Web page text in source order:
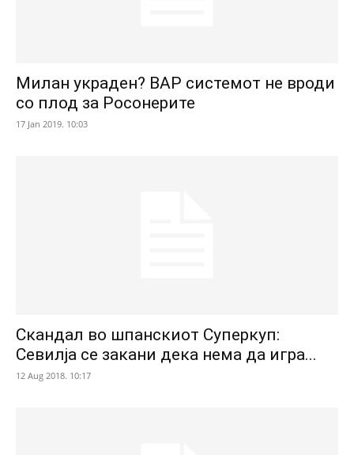
Милан украден? ВАР системот не вроди
со плод за Росонерите
17 Jan 2019. 10:03
Скандал во шпанскиот Суперкуп:
Севилја се закани дека нема да игра...
12 Aug 2018. 10:17